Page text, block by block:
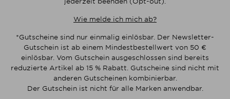
Wie melde ich mich ab?
*Gutscheine sind nur einmalig einlösbar. Der Newsletter-
Gutschein ist ab einem Mindestbestellwert von 50 €
einlösbar. Vom Gutschein ausgeschlossen sind bereits
reduzierte Artikel ab 15 % Rabatt. Gutscheine sind nicht mit
anderen Gutscheinen kombinierbar.
Der Gutschein ist nicht für alle Marken anwendbar.